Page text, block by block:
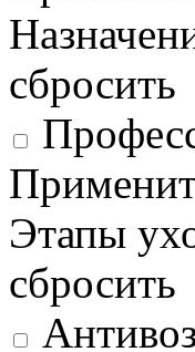
сбросить
Этапы
сбросить